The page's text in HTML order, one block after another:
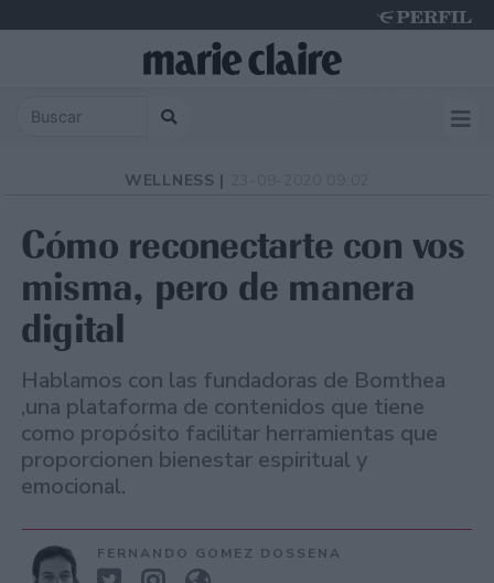
WELLNESS |
Cómo reconectarte con vos
misma, pero de manera
digital
Hablamos con las fundadoras de Bomthea
,una plataforma de contenidos que tiene
como propósito facilitar herramientas que
proporcionen bienestar espiritual y
emocional.
FERNANDO GOMEZ DOSSENA